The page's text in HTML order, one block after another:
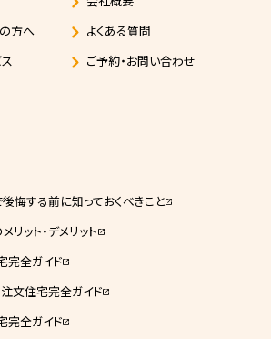
方へ
よくある質問
ご予約・お問い合わせ
悔する前に知っておくべきことopen_in_new
リット・デメリットopen_in_new
完全ガイドopen_in_new
文住宅完全ガイドopen_in_new
完全ガイドopen_in_new